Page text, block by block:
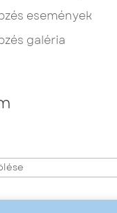
események
galéria